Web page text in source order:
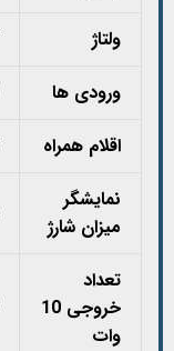
ولتاژ
ورودی ها
اقلام همراه
نمایشگر
میزان شارژ
تعداد
خروجی 10
وات